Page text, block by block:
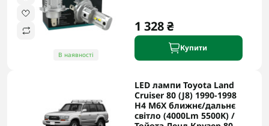
В наявності
1 328 ₴
Купити
LED лампи Toyota Land
Cruiser 80 (J8) 1990-1998
H4 M6X ближнє/дальнє
світло (4000Lm 5500K) /